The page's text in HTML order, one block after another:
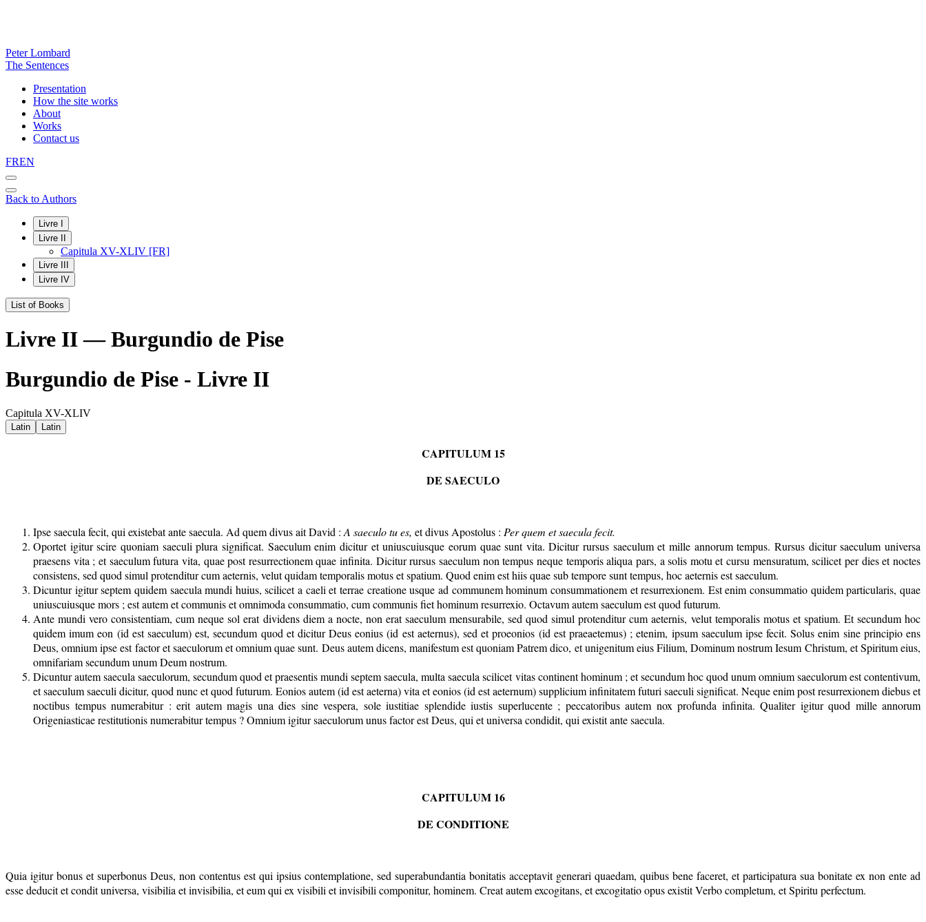
Peter Lombard
The Sentences
Presentation
How the site works
About
Works
Contact us
FREN
Back to Authors
Livre I
Livre II
Capitula XV-XLIV [FR]
Livre III
Livre IV
List of Books
Livre II — Burgundio de Pise
Burgundio de Pise - Livre II
Capitula XV-XLIV
Latin Latin
CAPITULUM 15
DE SAECULO
Ipse saecula fecit, qui existebat ante saecula. Ad quem divus ait David : A saeculo tu es, et divus Apostolus : Per quem et saecula fecit.
Oportet igitur scire quoniam saeculi plura significat. Saeculum enim dicitur et uniuscuiusque eorum quae sunt vita. Dicitur rursus saeculum et mille annorum tempus. Rursus dicitur saeculum universa
praesens vita ; et saeculum futura vita, quae post resurrectionem quae infinita. Dicitur rursus saeculum non tempus neque temporis aliqua pars, a solis motu et cursu mensuratum, scilicet per dies et noctes
consistens, sed quod simul protenditur cum aeternis, velut quidam temporalis motus et spatium. Quod enim est hiis quae sub tempore sunt tempus, hoc aeternis est saeculum.
Dicuntur igitur septem quidem saecula mundi huius, scilicet a caeli et terrae creatione usque ad communem hominum consummationem et resurrexionem. Est enim consummatio quidem particularis, quae
uniuscuiusque mors ; est autem et communis et omnimoda consummatio, cum communis fiet hominum resurrexio. Octavum autem saeculum est quod futurum.
Ante mundi vero consistentiam, cum neque sol erat dividens diem a nocte, non erat saeculum mensurabile, sed quod simul protenditur cum aeternis, velut temporalis motus et spatium. Et secundum hoc
quidem imum eon (id est saeculum) est, secundum quod et dicitur Deus eonius (id est aeternus), sed et proeonios (id est praeaetemus) ; etenim, ipsum saeculum ipse fecit. Solus enim sine principio ens
Deus, omnium ipse est factor et saeculorum et omnium quae sunt. Deus autem dicens, manifestum est quoniam Patrem dico, et unigenitum eius Filium, Dominum nostrum Iesum Christum, et Spiritum eius,
omnifariam secundum unum Deum nostrum.
Dicuntur autem saecula saeculorum, secundum quod et praesentis mundi septem saecula, multa saecula scilicet vitas continent hominum ; et secundum hoc quod unum omnium saeculorum est contentivum,
et saeculum saeculi dicitur, quod nunc et quod futurum. Eonios autem (id est aeterna) vita et eonios (id est aeternum) supplicium infinitatem futuri saeculi significat. Neque enim post resurrexionem diebus et
noctibus tempus numerabitur : erit autem magis una dies sine vespera, sole iustitiae splendide iustis superlucente ; peccatoribus autem nox profunda infinita. Qualiter igitur quod mille annorum
Origeniasticae restitutionis numerabitur tempus ? Omnium igitur saeculorum unus factor est Deus, qui et universa condidit, qui existit ante saecula.
CAPITULUM 16
DE CONDITIONE
Quia igitur bonus et superbonus Deus, non contentus est qui ipsius contemplatione, sed superabundantia bonitatis acceptavit generari quaedam, quibus bene faceret, et participatura sua bonitate ex non ente ad
esse deducit et condit universa, visibilia et invisibilia, et eum qui ex visibili et invisibili componitur, hominem. Creat autem excogitans, et excogitatio opus existit Verbo completum, et Spiritu perfectum.